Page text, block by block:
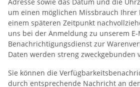
um einen möglichen Missbrauch Ihrer
einem späteren Zeitpunkt
uns bei der Anmeldung zu unserem E-
Benachrichtigungsdienst zur
Daten werden streng zweckgebunden
Sie können die
durch entsprechende Nachricht an